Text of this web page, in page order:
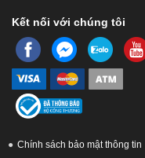
Kết nối với chúng tôi
Chính sách bảo mật thông tin